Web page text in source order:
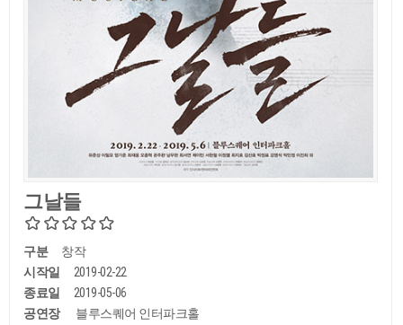
그날들
구분
창작
시작일
2019-02-22
종료일
2019-05-06
공연장
블루스퀘어 인터파크홀